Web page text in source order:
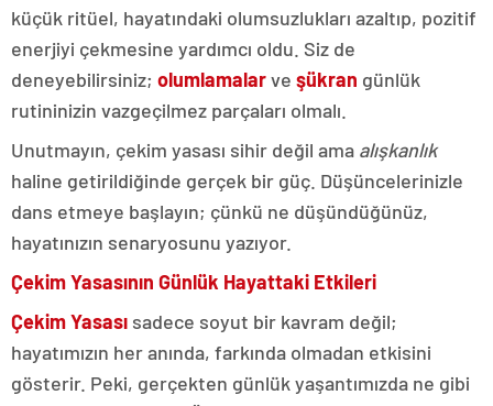
küçük ritüel, hayatındaki olumsuzlukları azaltıp, pozitif
enerjiyi çekmesine yardımcı oldu. Siz de
deneyebilirsiniz; olumlamalarve şükran günlük
rutininizin vazgeçilmez parçaları olmalı.
Unutmayın, çekim yasası sihir değil ama alışkanlık
haline getirildiğinde gerçek bir güç. Düşüncelerinizle
dans etmeye başlayın; çünkü ne düşündüğünüz,
hayatınızın senaryosunu yazıyor.
Çekim Yasasının Günlük Hayattaki Etkileri
Çekim Yasası sadece soyut bir kavram değil;
hayatımızın her anında, farkında olmadan etkisini
gösterir. Peki, gerçekten günlük yaşantımızda ne gibi